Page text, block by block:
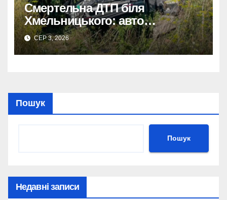
Смертельна ДТП біля
Хмельницького: авто
перекинулося, загинув водій,
травмовано його дружину.
СЕР 3, 2026
Пошук
Пошук
Недавні записи